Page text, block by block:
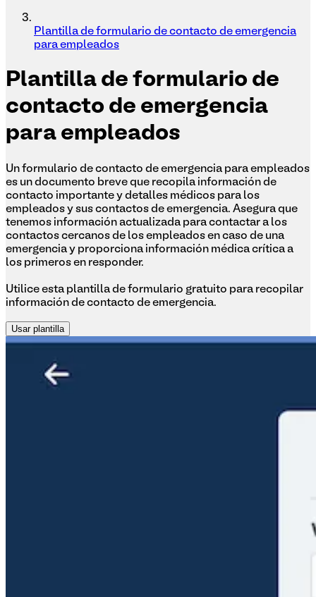
Plantilla de formulario de contacto de emergencia
para empleados
Plantilla de formulario de
contacto de emergencia
para empleados
Un formulario de contacto de emergencia para empleados
es un documento breve que recopila información de
contacto importante y detalles médicos para los
empleados y sus contactos de emergencia. Asegura que
tenemos información actualizada para contactar a los
contactos cercanos de los empleados en caso de una
emergencia y proporciona información médica crítica a
los primeros en responder.
Utilice esta plantilla de formulario gratuito para recopilar
información de contacto de emergencia.
Usar plantilla